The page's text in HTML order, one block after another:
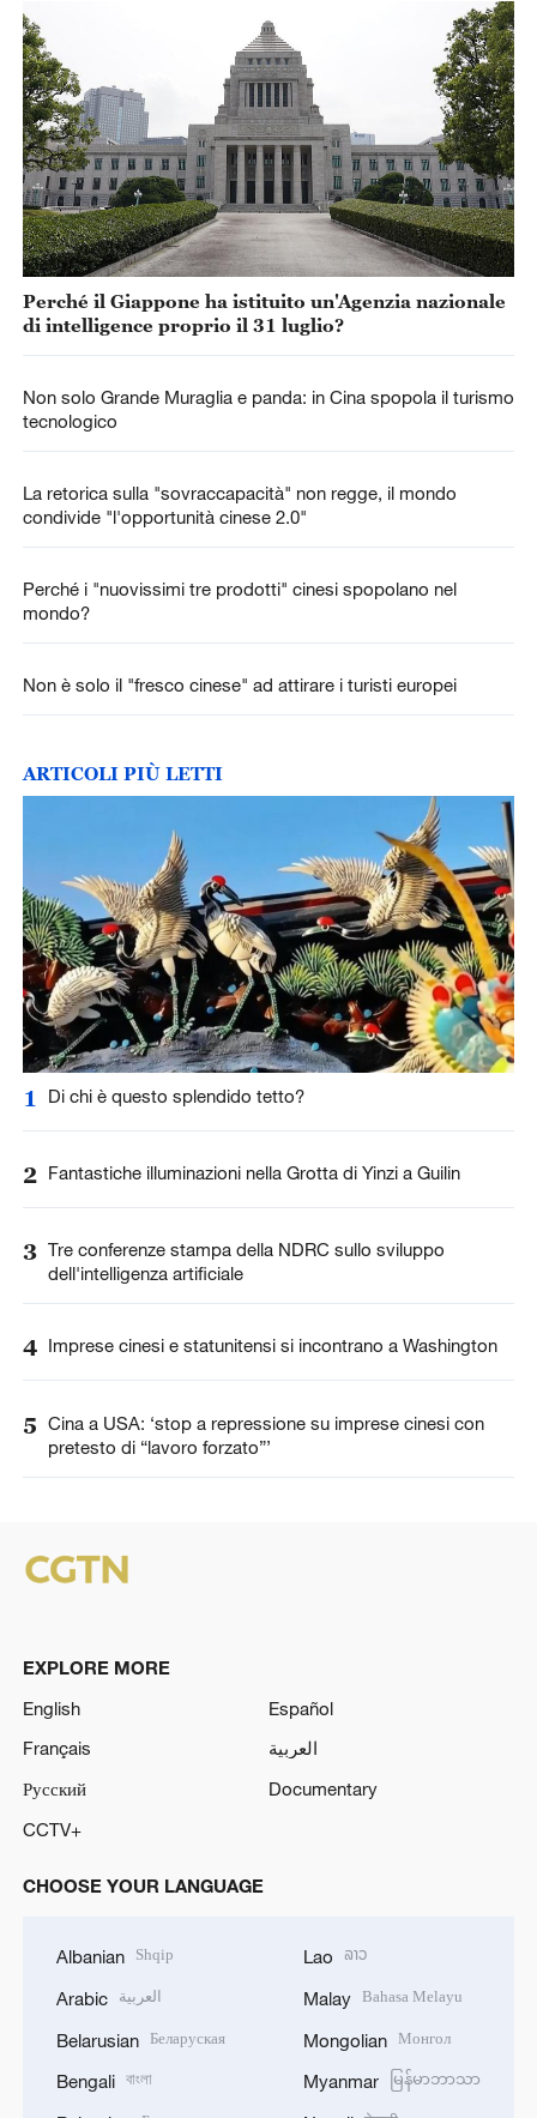
Perché il Giappone ha istituito un'Agenzia nazionale
di intelligence proprio il 31 luglio?
Non solo Grande Muraglia e panda: in Cina spopola il turismo
tecnologico
La retorica sulla "sovraccapacità" non regge, il mondo
condivide "l'opportunità cinese 2.0"
Perché i "nuovissimi tre prodotti" cinesi spopolano nel
mondo?
Non è solo il "fresco cinese" ad attirare i turisti europei
ARTICOLI PIÙ LETTI
1 Di chi è questo splendido tetto?
2 Fantastiche illuminazioni nella Grotta di Yinzi a Guilin
3 Tre conferenze stampa della NDRC sullo sviluppo
dell'intelligenza artificiale
4 Imprese cinesi e statunitensi si incontrano a Washington
5 Cina a USA: ‘stop a repressione su imprese cinesi con
pretesto di “lavoro forzato”’
EXPLORE MORE
English
Español
Français
العربية
Русский
Documentary
CCTV+
CHOOSE YOUR LANGUAGE
Albanian Shqip
Arabic العربية
Belarusian Беларуская
Bengali বাংলা
Lao ລາວ
Malay Bahasa Melayu
Mongolian Монгол
Myanmar မြန်မာဘာသာ